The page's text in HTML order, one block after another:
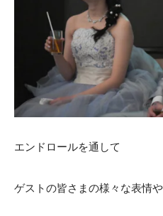
アクセス
093-
千草ホテル
エンドロールを通して
ゲストの皆さまの様々な表情や